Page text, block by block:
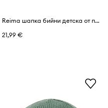
Reima шапка бийни детска от памучна материя Tanssi
21,99 €